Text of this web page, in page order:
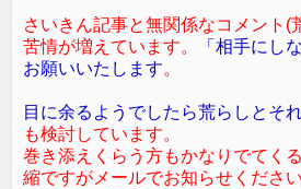
さいきん記事と無関係なコメント(
苦情が増えています。
「相手にし
お願いいたします。
目に余るようでしたら荒らしとそ
も検討しています。
巻き添えくらう方もかなりでてく
縮ですがメールでお知らせください